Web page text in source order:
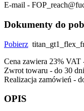
E-mail -
Dokumenty do
Pobierz
Cena zawiera 23%
Zwrot towaru - do 30 dni
Realizacja zamówień -
OPIS